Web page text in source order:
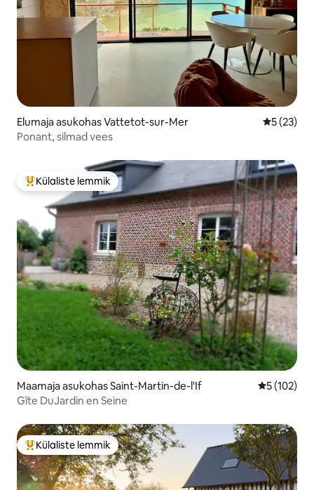
Elumaja asukohas Vattetot-sur-Mer Keskmine
5 (23)
Ponant, silmad vees
Külaliste suur lemmik
Külaliste lemmik
Maamaja asukohas Saint-Martin-de-l'If Keskmine
5 (102)
Gîte DuJardin en Seine
Külaliste suur lemmik
Külaliste lemmik